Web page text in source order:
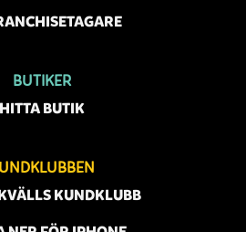
BUTIKER
HITTA BUTIK
KUNDKLUBB